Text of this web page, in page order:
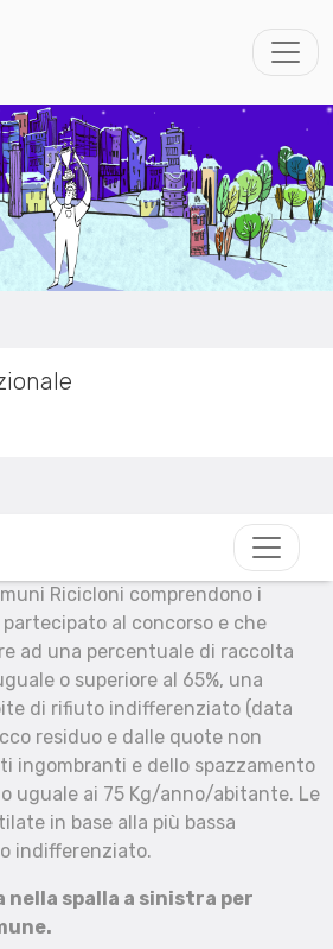
Ricicloni comprendono i
al concorso e che
ad una percentuale di raccolta
o superiore al 65%, una
di rifiuto indifferenziato (data
residuo e dalle quote non
ingombranti e dello spazzamento
uguale ai 75 Kg/anno/abitante. Le
in base alla più bassa
indifferenziato.
spalla a sinistra per